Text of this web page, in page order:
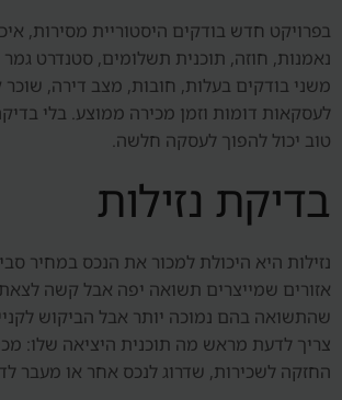
בפרויקט חדש בודקים היסטוריית מסירות,
נאמנות, חוזה, תוכנית תשלומים, סטנדרט גמר
משני בודקים בעלות, חובות, מצב דירה,
לעסקאות דומות וזמן מכירה ממוצע. בלי
טוב יכול להפוך לעסקה חלשה.
בדיקת נזילות
נזילות היא היכולת למכור את הנכס במחיר
אזורים שמייצרים תשואה יפה אבל קשה
שהתשואה בהם נמוכה יותר אבל הביקוש
צריך לדעת מראש מה תוכנית היציאה שלו:
החזקה לשכירות, שדרוג לנכס אחר או מעבר